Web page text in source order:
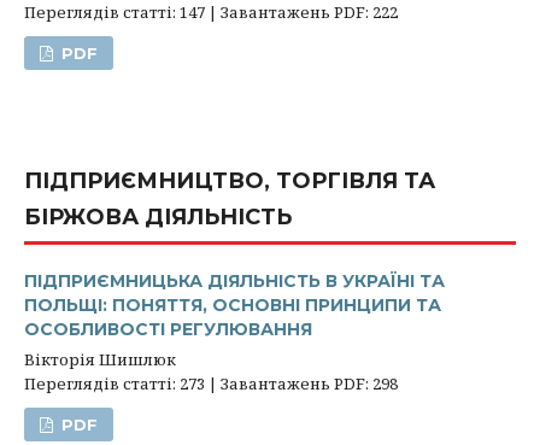
Переглядів статті: 147 | Завантажень PDF: 222
PDF
ПІДПРИЄМНИЦТВО, ТОРГІВЛЯ ТА
БІРЖОВА ДІЯЛЬНІСТЬ
ПІДПРИЄМНИЦЬКА ДІЯЛЬНІСТЬ В УКРАЇНІ ТА
ПОЛЬЩІ: ПОНЯТТЯ, ОСНОВНІ ПРИНЦИПИ ТА
ОСОБЛИВОСТІ РЕГУЛЮВАННЯ
Вікторія Шишлюк
Переглядів статті: 273 | Завантажень PDF: 298
PDF